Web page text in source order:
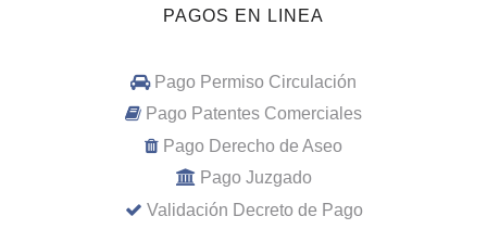
PAGOS EN LINEA
Pago Permiso Circulación
Pago Patentes Comerciales
Pago Derecho de Aseo
Pago Juzgado
Validación Decreto de Pago